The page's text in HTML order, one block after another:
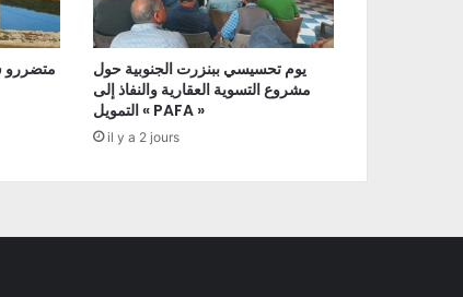
متضررو
يوم تحسيسي ببنزرت الجنوبية حول
مشروع التسوية العقارية والنفاذ إلى
التمويل « PAFA »
il y a 2 jours